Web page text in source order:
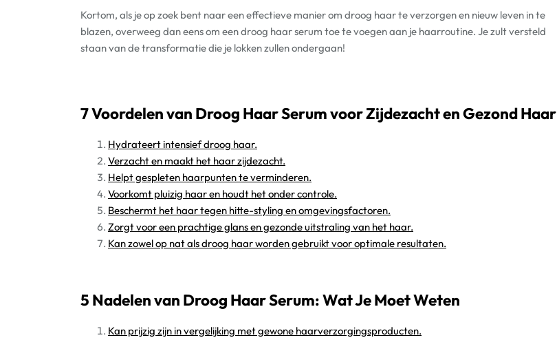
Kortom, als je op zoek bent naar een effectieve manier om droog haar te verzorgen en nieuw leven in te
blazen, overweeg dan eens om een droog haar serum toe te voegen aan je haarroutine. Je zult versteld
staan van de transformatie die je lokken zullen ondergaan!
7 Voordelen van Droog Haar Serum voor Zijdezacht en Gezond Haar
Hydrateert intensief droog haar.
Verzacht en maakt het haar zijdezacht.
Helpt gespleten haarpunten te verminderen.
Voorkomt pluizig haar en houdt het onder controle.
Beschermt het haar tegen hitte-styling en omgevingsfactoren.
Zorgt voor een prachtige glans en gezonde uitstraling van het haar.
Kan zowel op nat als droog haar worden gebruikt voor optimale resultaten.
5 Nadelen van Droog Haar Serum: Wat Je Moet Weten
Kan prijzig zijn in vergelijking met gewone haarverzorgingsproducten.